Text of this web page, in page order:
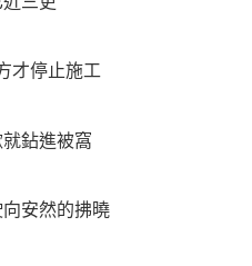
才停止施工
鉆進被窩
安然的拂曉